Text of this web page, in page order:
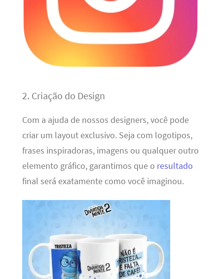
2. Criação do Design
Com a ajuda de nossos designers, você pode
criar um layout exclusivo. Seja com logotipos,
frases inspiradoras, imagens ou qualquer outro
elemento gráfico, garantimos que o resultado
final será exatamente como você imaginou.